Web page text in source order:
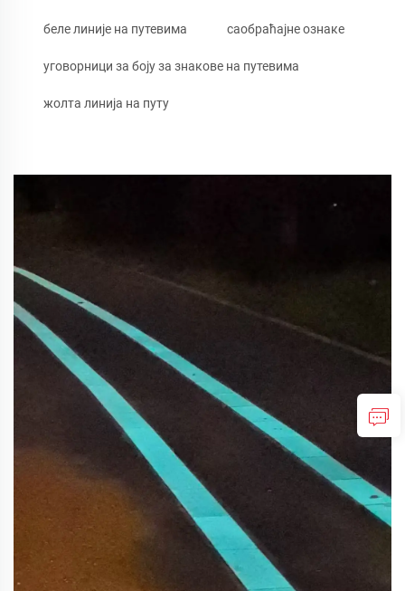
беле линије на путевима саобраћајне ознаке
уговорници за боју за знакове на путевима
жолта линија на путу